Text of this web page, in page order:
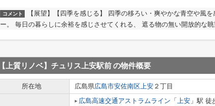
コメント
【展望】【四季を感じる】 四季の移ろい・爽やかな青空や風
ー。 毎日の暮らしに余裕を感じさせてくれる、 遮る物の無い開放的な眺
【上質リノベ】チュリス上安駅前の物件概要
所在地 広島県広島市安佐南区上安 ２丁目
広島高速交通アストラムライン 「 上安 」駅 徒